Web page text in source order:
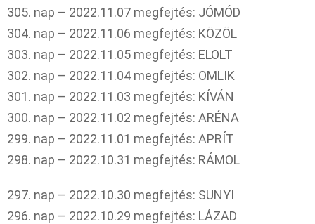
305. nap – 2022.11.07 megfejtés: JÓMÓD
304. nap – 2022.11.06 megfejtés: KÖZÖL
303. nap – 2022.11.05 megfejtés: ELOLT
302. nap – 2022.11.04 megfejtés: OMLIK
301. nap – 2022.11.03 megfejtés: KÍVÁN
300. nap – 2022.11.02 megfejtés: ARÉNA
299. nap – 2022.11.01 megfejtés: APRÍT
298. nap – 2022.10.31 megfejtés: RÁMOL
297. nap – 2022.10.30 megfejtés: SUNYI
296. nap – 2022.10.29 megfejtés: LÁZAD